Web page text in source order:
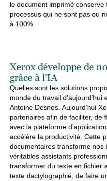
le document imprimé
processus qui ne sont pas ou
à 100%.
Xerox développe de
grâce à l'IA
Quelles sont les solutions
monde du travail d’aujourd’hui
Antoine Desnos. Aujourd’hui
partenaires afin de faciliter, de
avec la plateforme
accélère la productivité. Cette
documentaires transforme nos
véritables assistants
transformer du texte en fichier
texte dactylographié, de faire